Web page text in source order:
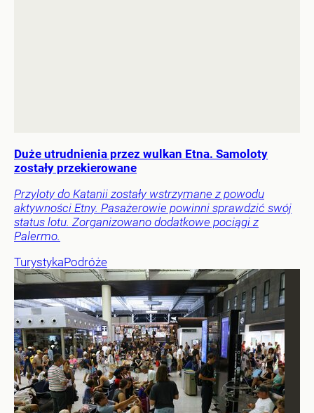
Duże utrudnienia przez wulkan Etna. Samoloty
zostały przekierowane
Przyloty do Katanii zostały wstrzymane z powodu
aktywności Etny. Pasażerowie powinni sprawdzić swój
status lotu. Zorganizowano dodatkowe pociągi z
Palermo.
TurystykaPodróże